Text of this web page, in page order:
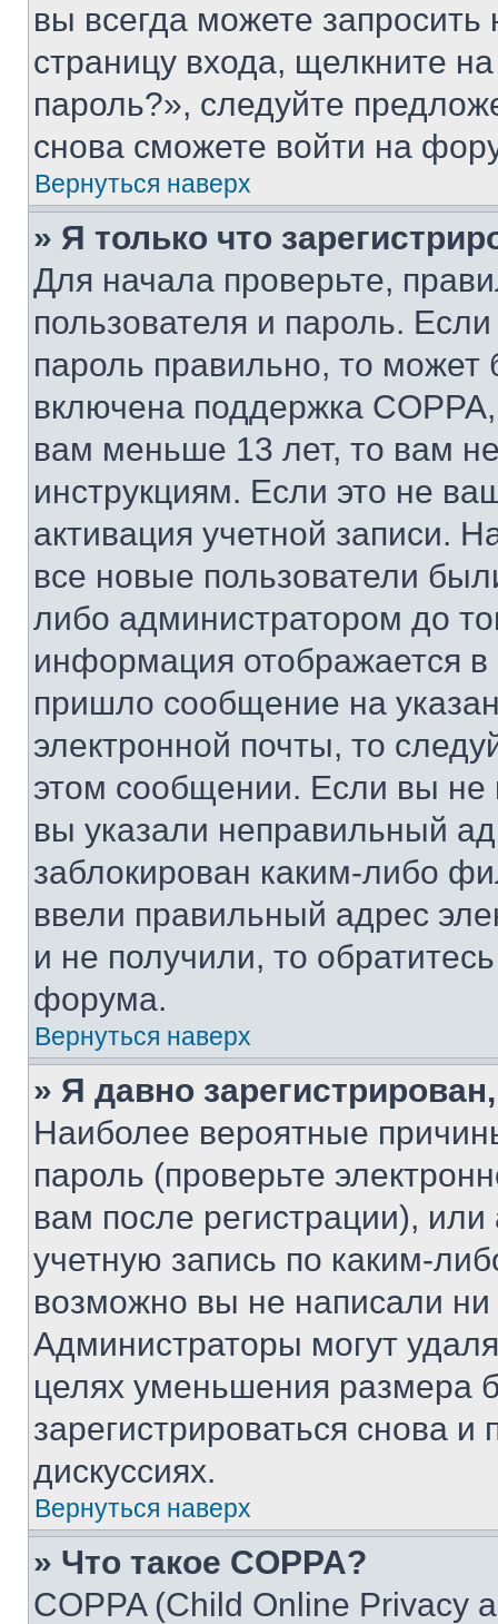
вы всегда можете
страницу входа, щелкните
пароль?», следуйте
снова сможете войти на
Вернуться наверх
» Я только что
Для начала проверьте,
пользователя и пароль.
пароль правильно, то может
включена поддержка
вам меньше 13 лет, то вам
инструкциям. Если это не
активация учетной записи.
все новые пользователи
либо администратором до
информация отображается
пришло сообщение на
электронной почты, то
этом сообщении. Если вы
вы указали неправильный
заблокирован каким-либо
ввели правильный адрес
и не получили, то
форума.
Вернуться наверх
» Я давно
Наиболее вероятные
пароль (проверьте
вам после регистрации),
учетную запись по каким-
возможно вы не написали
Администраторы могут
целях уменьшения размера
зарегистрироваться снова и
дискуссиях.
Вернуться наверх
» Что такое COPPA?
COPPA (Child Online Privacy